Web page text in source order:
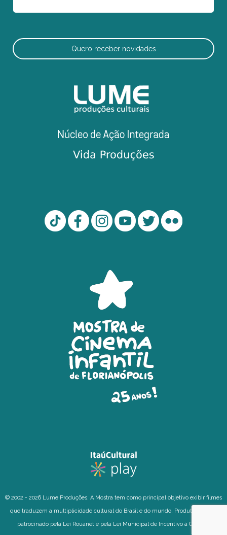
Quero receber novidades